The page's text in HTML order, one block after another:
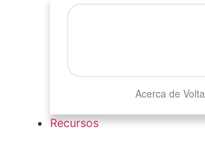
Acerca de Volta
Recursos